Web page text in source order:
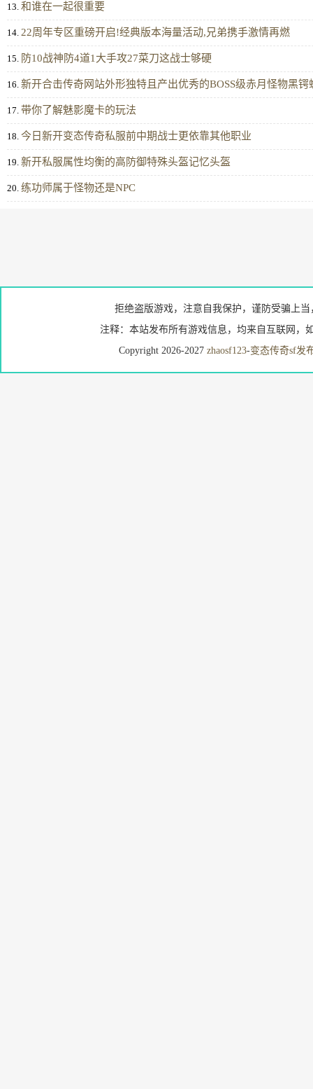
13. 和谁在一起很重要
14. 22周年专区重磅开启!经典版本海量活动,兄弟携手激情再燃
15. 防10战神防4道1大手攻27菜刀这战士够硬
16. 新开合击传奇网站外形独特且产出优秀的BOSS级赤月怪物黑锷
17. 带你了解魅影魔卡的玩法
18. 今日新开变态传奇私服前中期战士更依靠其他职业
19. 新开私服属性均衡的高防御特殊头盔记忆头盔
20. 练功师属于怪物还是NPC
拒绝盗版游戏，注意自我保护，谨防受骗上
注释：本站发布所有游戏信息，均来自互联网，
Copyright 2026-2027 zhaosf123-变态传奇sf发